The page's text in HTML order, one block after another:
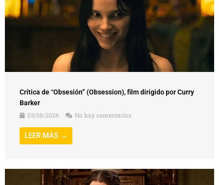
Crítica de “Obsesión” (Obsession), film dirigido por Curry
Barker
03/08/2026
No hay comentarios
LEER MÁS →